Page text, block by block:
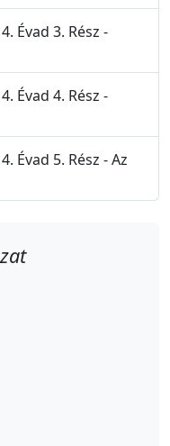
Évad 3. Rész -
Évad 4. Rész -
Évad 5. Rész - Az